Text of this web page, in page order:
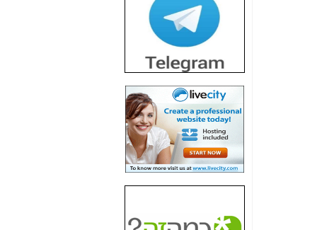
חשיפת מה שלא
רוצים שתדעו בעניין
פריסת אנלימיטד
(בניחוח בלתי נסבל) -
כאן
חשיפה: איוב קרא
אישר לקבוצת סלקום
בדיוק מה שביבי אישר
כאן
האם השר איוב קרא
היה צריך בכלל לחתום
על האישור, שנתן
האם ביבי וקרא קבלו